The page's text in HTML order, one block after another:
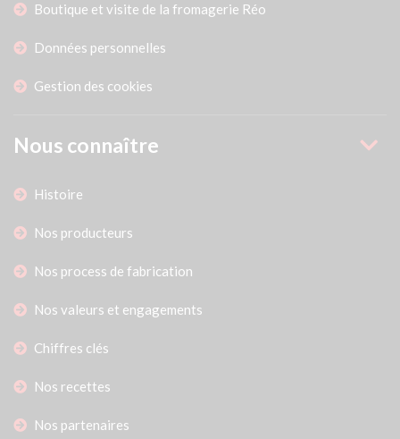
Boutique et visite de la fromagerie Réo
Données personnelles
Gestion des cookies
Nous connaître
Histoire
Nos producteurs
Nos process de fabrication
Nos valeurs et engagements
Chiffres clés
Nos recettes
Nos partenaires